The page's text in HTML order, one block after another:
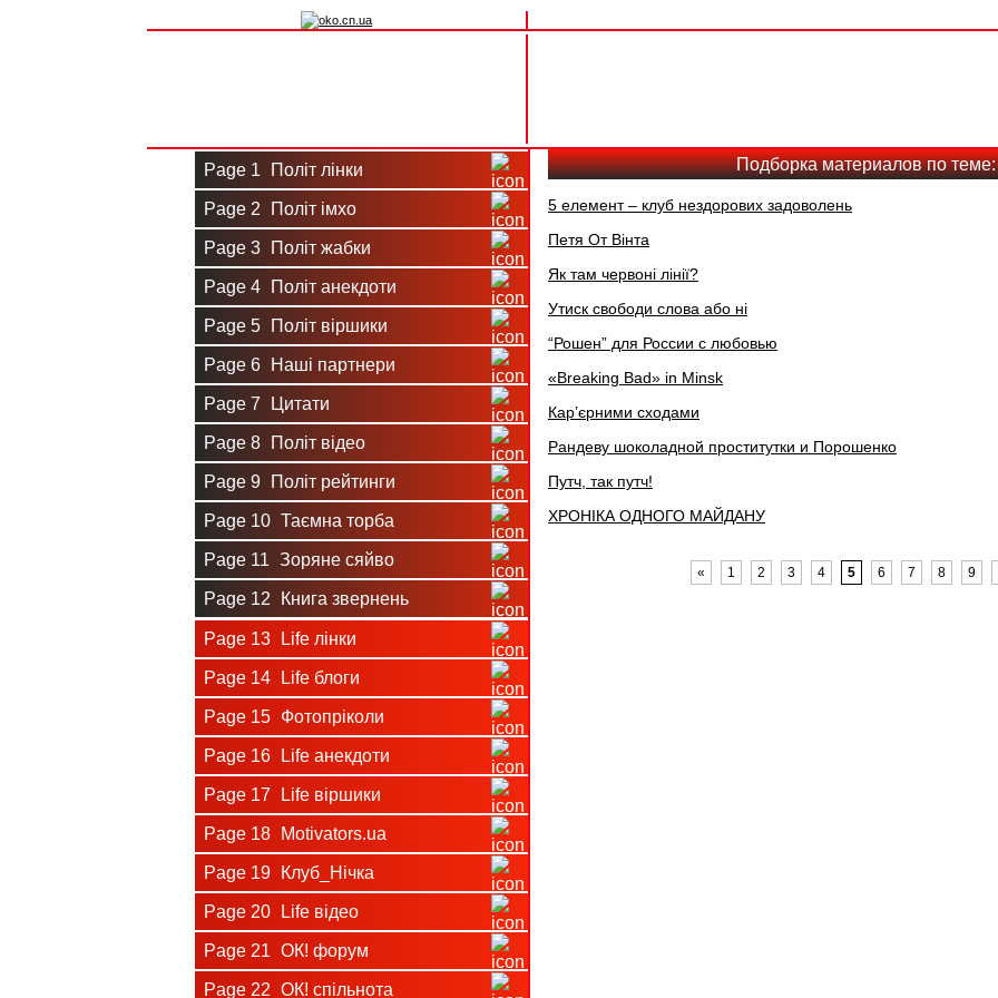
Page 1 Політ лінки
Page 2 Політ імхо
Page 3 Політ жабки
Page 4 Політ анекдоти
Page 5 Політ віршики
Page 6 Наші партнери
Page 7 Цитати
Page 8 Політ відео
Page 9 Політ рейтинги
Page 10 Таємна торба
Page 11 Зоряне сяйво
Page 12 Книга звернень
Page 13 Life лінки
Page 14 Life блоги
Page 15 Фотопріколи
Page 16 Life анекдоти
Page 17 Life віршики
Page 18 Motivators.ua
Page 19 Клуб_Нічка
Page 20 Life відео
Page 21 ОК! форум
Page 22 ОК! спільнота
Подборка материалов по
5 елемент – клуб нездорових задоволень
Петя От Вінта
Як там червоні лінії?
Утиск свободи слова або ні
“Рошен” для России с любовью
«Breaking Bad» in Minsk
Кар’єрними сходами
Рандеву шоколадной проститутки и Порошенко
Путч, так путч!
ХРОНІКА ОДНОГО МАЙДАНУ
« 1 2 3 4 5 6 7 8 9